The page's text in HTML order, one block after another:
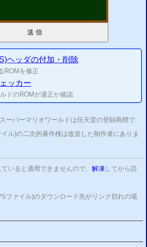
送信
ヘッダの付加・ 削除
ROMを修正
ッカー
ドのROMが適正か確認
ーパーマリオワールドは任天堂の登録商標で
ル)の二次的著作権は改造した制作者にありま
いると適用できませんので、 解凍 してから読
ファイル)のダウンロード先がリンク切れの場